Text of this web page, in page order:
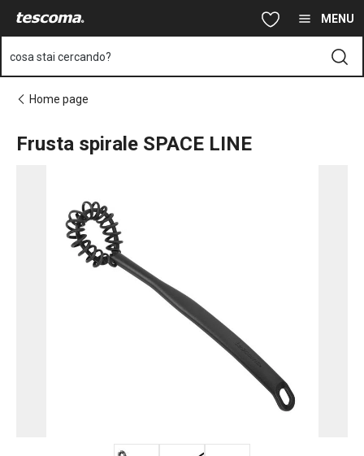
Vai al contenuto principale MENU
cosa stai cercando?
Home page
Frusta spirale SPACE LINE